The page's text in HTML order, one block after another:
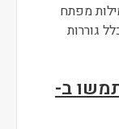
מפתח
גוררות
ב-